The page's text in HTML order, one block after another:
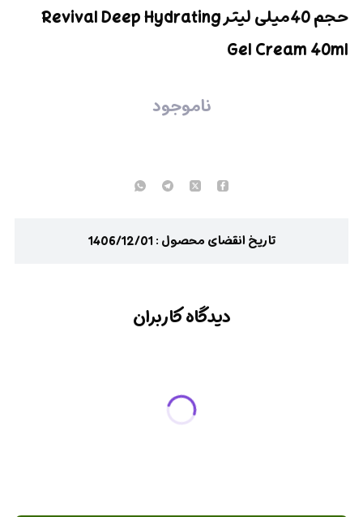
حجم 40میلی لیتر Revival Deep Hydrating
Gel Cream 40ml
ناموجود
تاریخ انقضای محصول : 1406/12/01
دیدگاه کاربران